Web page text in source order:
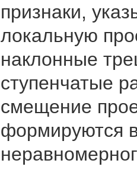
признаки,
локальную
наклонные
ступенчатые
смещение
формируются